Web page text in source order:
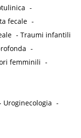
-
fecale -
-Traumi infantili
-
femminili -
Uroginecologia -